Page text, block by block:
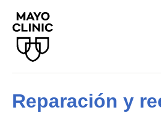
Reparación y